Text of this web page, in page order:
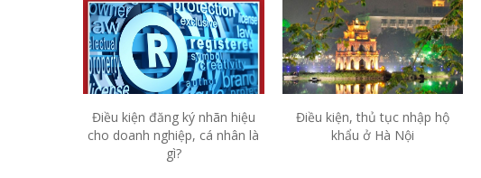
Điều kiện đăng ký nhãn hiệu
cho doanh nghiệp, cá nhân là
gì?
Điều kiện, thủ tục nhập hộ
khẩu ở Hà Nội